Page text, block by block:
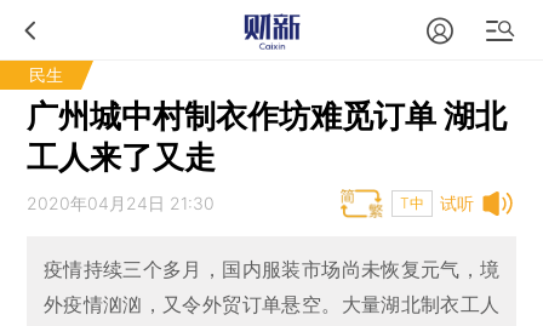
民生
广州城中村制衣作坊难觅订单 湖北
工人来了又走
试听
2020年04月24日 21:30 T中
疫情持续三个多月，国内服装市场尚未恢复元气，境
外疫情汹汹，又令外贸订单悬空。大量湖北制衣工人